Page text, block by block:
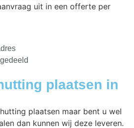
uit in een offerte per
plaatsen in
plaatsen maar bent u wel
dan kunnen wij deze leveren.